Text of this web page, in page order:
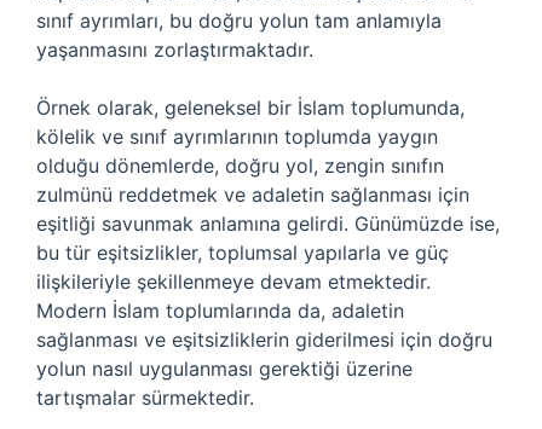
sınıf ayrımları, bu doğru yolun tam anlamıyla
yaşanmasını zorlaştırmaktadır.
Örnek olarak, geleneksel bir İslam toplumunda,
kölelik ve sınıf ayrımlarının toplumda yaygın
olduğu dönemlerde, doğru yol, zengin sınıfın
zulmünü reddetmek ve adaletin sağlanması için
eşitliği savunmak anlamına gelirdi. Günümüzde ise,
bu tür eşitsizlikler, toplumsal yapılarla ve güç
ilişkileriyle şekillenmeye devam etmektedir.
Modern İslam toplumlarında da, adaletin
sağlanması ve eşitsizliklerin giderilmesi için doğru
yolun nasıl uygulanması gerektiği üzerine
tartışmalar sürmektedir.